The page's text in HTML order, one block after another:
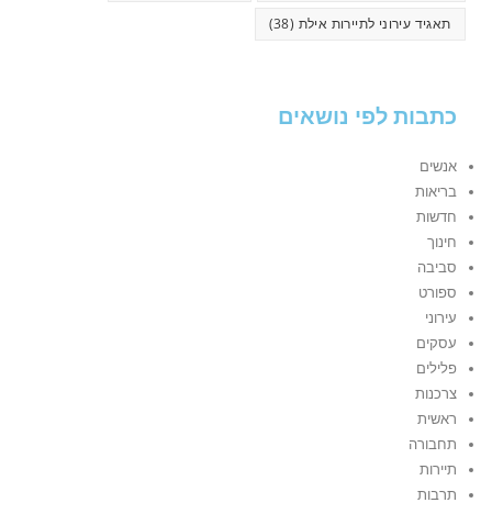
תאגיד עירוני לתיירות אילת (38)
כתבות לפי נושאים
אנשים
בריאות
חדשות
חינוך
סביבה
ספורט
עירוני
עסקים
פלילים
צרכנות
ראשית
תחבורה
תיירות
תרבות